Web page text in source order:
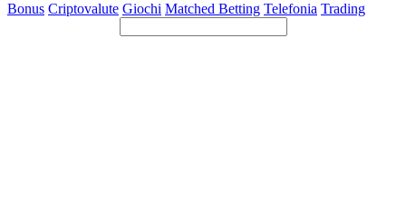
Bonus Criptovalute Giochi Matched Betting Telefonia Trading